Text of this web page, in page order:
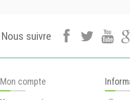
Nous suivre
Mon compte